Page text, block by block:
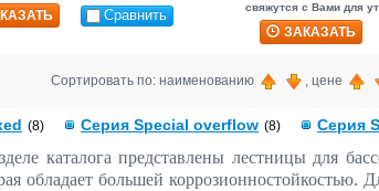
Сравнить
свяжутся с Вами для
ЗАКАЗАТЬ
Сортировать по: наименованию , цене
(8) Серия Special overflow (8) Серия
каталога представлены лестницы для
обладает большей коррозионностойкостью.